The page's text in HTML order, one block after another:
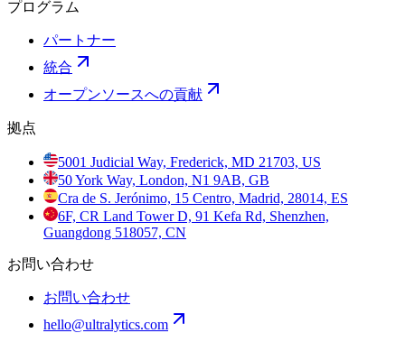
プログラム
パートナー
統合
オープンソースへの貢献
拠点
5001 Judicial Way, Frederick, MD 21703, US
50 York Way, London, N1 9AB, GB
Cra de S. Jerónimo, 15 Centro, Madrid, 28014, ES
6F, CR Land Tower D, 91 Kefa Rd, Shenzhen,
Guangdong 518057, CN
お問い合わせ
お問い合わせ
hello@ultralytics.com